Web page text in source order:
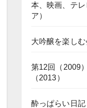
本、映画、テ
ア）
大吟醸を楽しむ
第12回（2009
（2013）
酔っぱらい日記